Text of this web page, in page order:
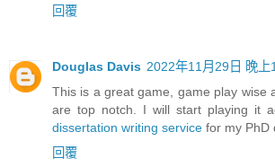
回覆
Douglas Davis 2022年11月29日 晚上
This is a great game, game play wise
are top notch. I will start playing it
dissertation writing service for my PhD
回覆